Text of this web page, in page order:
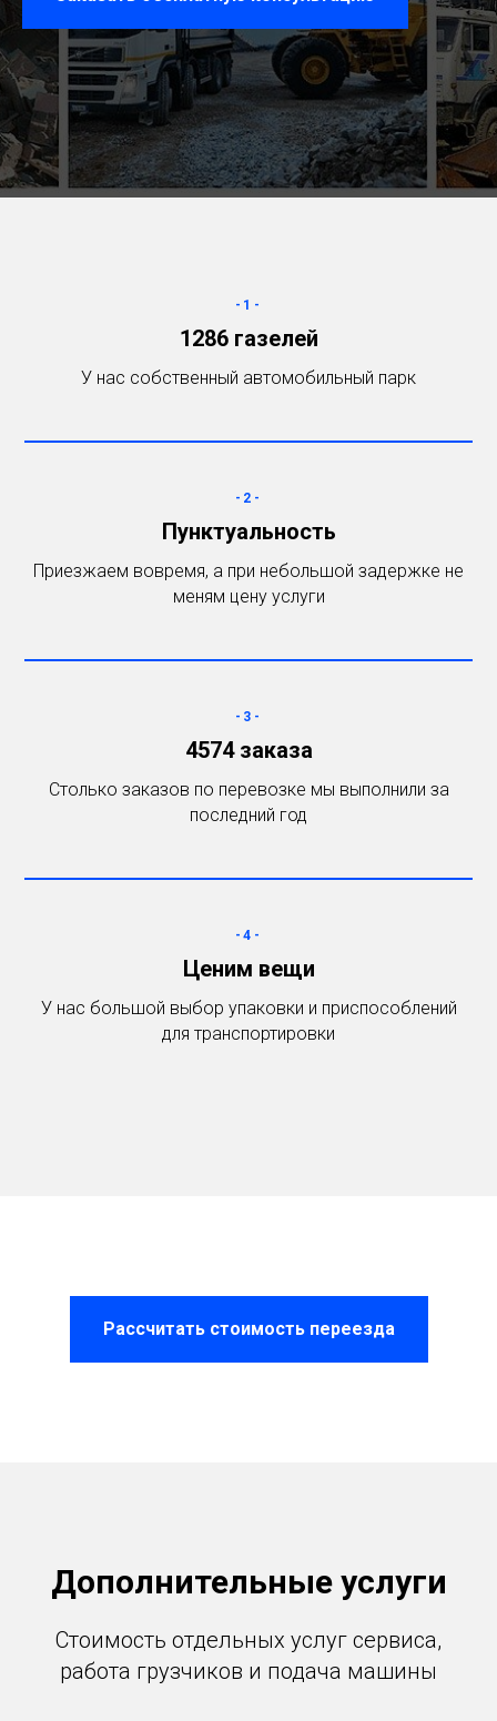
-1-
1286 газелей
У нас cобственный автомобильный парк
-2-
Пунктуальность
Приезжаем вовремя, а при небольшой задержке не
меням цену услуги
-3-
4574 заказа
Столько заказов по перевозке мы выполнили за
последний год
-4-
Ценим вещи
У нас большой выбор упаковки и приспособлений
для транспортировки
Рассчитать стоимость переезда
Дополнительные услуги
Стоимость отдельных услуг сервиса,
работа грузчиков и подача машины